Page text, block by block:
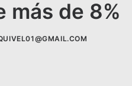
más de 8%